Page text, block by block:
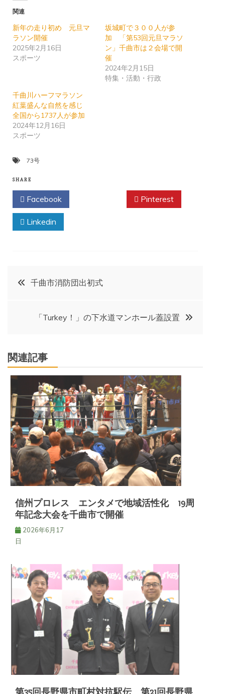
関連
新年の走り初め 元旦マ
ラソン開催
2025年2月16日
スポーツ
坂城町で３００人が参
加 「第53回元旦マラソ
ン」千曲市は２会場で開
催
2024年2月15日
特集・活動・行政
千曲川ハーフマラソン
紅葉盛んな自然を感じ
全国から1737人が参加
2024年12月16日
スポーツ
73号
SHARE
Facebook Pinterest
Linkedin
投
ビ
ゲ
ー
シ
ョ
ン
千曲市消防団出初式
「Turkey！」の下水道マンホール蓋設置
関連記事
信州プロレス エンタメで地域活性化 19周
年記念大会を千曲市で開催
2026年6月17
日